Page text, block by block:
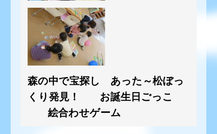
森の中で宝探し あった～松ぼっ
くり発見！ お誕生日ごっこ
絵合わせゲーム